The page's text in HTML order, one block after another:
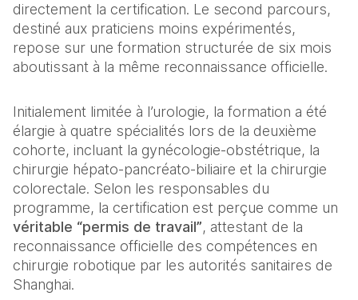
directement la certification. Le second parcours,
destiné aux praticiens moins expérimentés,
repose sur une formation structurée de six mois
aboutissant à la même reconnaissance officielle.
Initialement limitée à l’urologie, la formation a été
élargie à quatre spécialités lors de la deuxième
cohorte, incluant la gynécologie-obstétrique, la
chirurgie hépato-pancréato-biliaire et la chirurgie
colorectale. Selon les responsables du
véritable “permis de travail”, attestant de la
reconnaissance officielle des compétences en
chirurgie robotique par les autorités sanitaires de
Shanghai.